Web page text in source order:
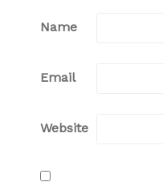
Name
Email
Website